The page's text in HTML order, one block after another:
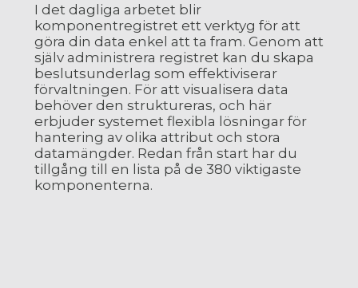
I det dagliga arbetet blir
komponentregistret ett verktyg för att
göra din data enkel att ta fram. Genom att
själv administrera registret kan du skapa
beslutsunderlag som effektiviserar
förvaltningen. För att visualisera data
behöver den struktureras, och här
erbjuder systemet flexibla lösningar för
hantering av olika attribut och stora
datamängder. Redan från start har du
tillgång till en lista på de 380 viktigaste
komponenterna.